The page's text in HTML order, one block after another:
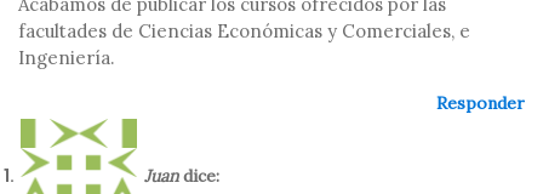
facultades de Ciencias Económicas y Comerciales, e
Ingeniería.
Responder
Juan dice: